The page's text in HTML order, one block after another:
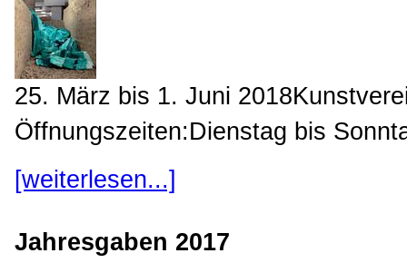
25. März bis 1. Juni
Öffnungszeiten:Dienstag bis
[weiterlesen...]
Jahresgaben 2017